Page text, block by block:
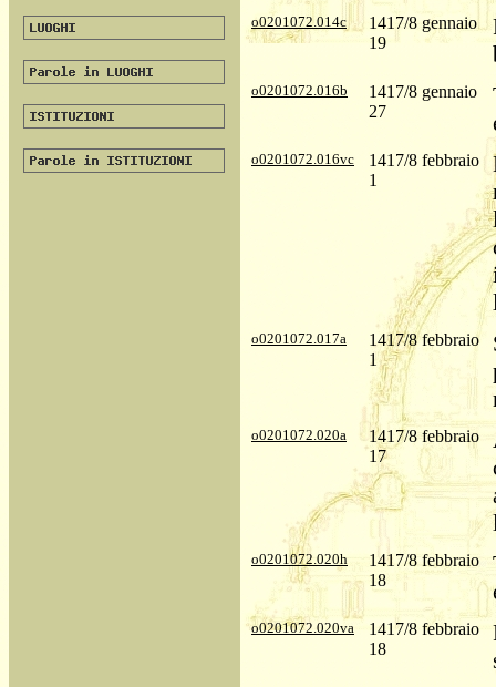
o0201072.014c
1417/8 gennaio
19
o0201072.016b
1417/8 gennaio
27
o0201072.016vc
1417/8 febbraio
1
o0201072.017a
1417/8 febbraio
1
o0201072.020a
1417/8 febbraio
17
o0201072.020h
1417/8 febbraio
18
o0201072.020va
1417/8 febbraio
18